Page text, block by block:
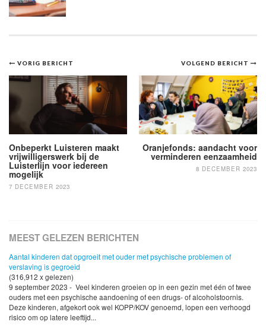
Bericht
navigatie
VOLGEND BERICHT
Oranjefonds: aandacht voor
verminderen eenzaamheid
8 DECEMBER 2023
VORIG BERICHT
Onbeperkt Luisteren maakt
vrijwilligerswerk bij de
Luisterlijn voor iedereen
mogelijk
7 DECEMBER 2023
MEEST GELEZEN BERICHTEN
Aantal kinderen dat opgroeit met ouder met psychische problemen of
verslaving is gegroeid
(316,912 x gelezen)
9 september 2023 - Veel kinderen groeien op in een gezin met één of twee
ouders met een psychische aandoening of een drugs- of alcoholstoornis.
Deze kinderen, afgekort ook wel KOPP/KOV genoemd, lopen een verhoogd
risico om op latere leeftijd...